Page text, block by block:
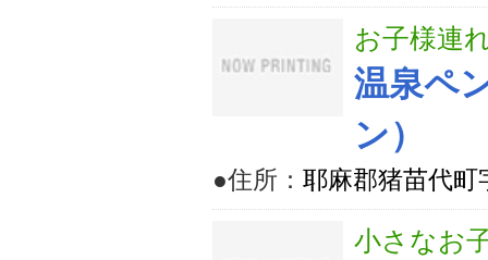
お子様連
温泉ペ
ン）
●住所： 耶麻郡猪苗代町
小さなお